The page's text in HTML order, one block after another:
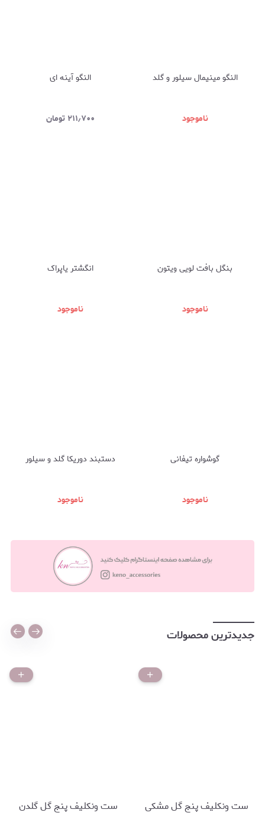
النگو مینیمال سیلور و گلد
ناموجود
النگو آینه ای
۲۱۱٫۷۰۰ تومان
بنگل بافت لویی ویتون
ناموجود
انگشتر یاپراک
ناموجود
گوشواره تیفانی
ناموجود
دستبند دوریکا گلد و سیلور
ناموجود
جدیدترین محصولات
ست ونکلیف پنج گل مشکی ست ونکلیف پنج‌ گل گلدن